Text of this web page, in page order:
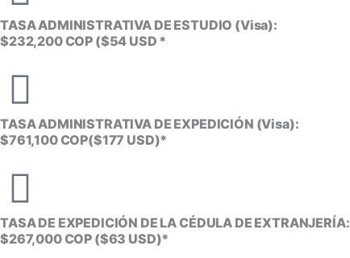
TASA ADMINISTRATIVA DE ESTUDIO (Visa):
$232,200 COP ($54 USD *
TASA ADMINISTRATIVA DE EXPEDICIÓN (Visa):
$761,100 COP($177 USD)*
TASA DE EXPEDICIÓN DE LA CÉDULA DE EXTRANJERÍA:
$267,000 COP ($63 USD)*